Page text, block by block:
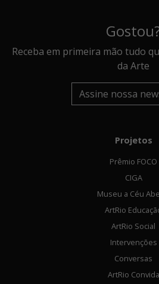
Receba em primeira mão tudo
da Arte
Assine nossa
Projetos
Prêmio FOCO
CIGA
Museu a Céu
ArtRio
ArtRio Social
Intervenções
Conversas
ArtRio Convida